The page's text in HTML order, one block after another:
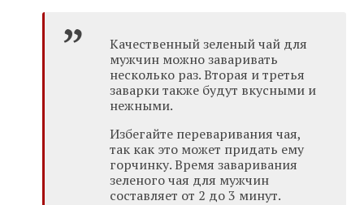
Качественный зеленый чай для
мужчин можно заваривать
несколько раз. Вторая и третья
заварки также будут вкусными и
нежными.
Избегайте переваривания чая,
так как это может придать ему
горчинку. Время заваривания
зеленого чая для мужчин
составляет от 2 до 3 минут.